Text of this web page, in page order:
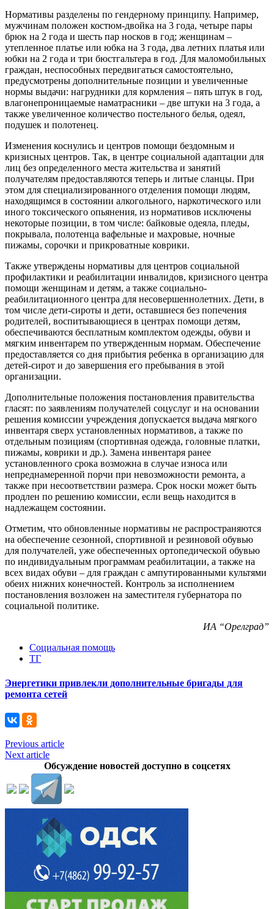
Нормативы разделены по гендерному принципу. Например,
мужчинам положен костюм-двойка на 3 года, четыре пары
брюк на 2 года и шесть пар носков в год; женщинам –
утепленное платье или юбка на 3 года, два летних платья или
юбки на 2 года и три бюстгальтера в год. Для маломобильных
граждан, неспособных передвигаться самостоятельно,
предусмотрены дополнительные позиции и увеличенные
нормы выдачи: нагрудники для кормления – пять штук в год,
влагонепроницаемые наматрасники – две штуки на 3 года, а
также увеличенное количество постельного белья, одеял,
подушек и полотенец.
Изменения коснулись и центров помощи бездомным и
кризисных центров. Так, в центре социальной адаптации для
лиц без определенного места жительства и занятий
получателям предоставляются теперь и литые сланцы. При
этом для специализированного отделения помощи людям,
находящимся в состоянии алкогольного, наркотического или
иного токсического опьянения, из нормативов исключены
некоторые позиции, в том числе: байковые одеяла, пледы,
покрывала, полотенца вафельные и махровые, ночные
пижамы, сорочки и прикроватные коврики.
Также утверждены нормативы для центров социальной
профилактики и реабилитации инвалидов, кризисного центра
помощи женщинам и детям, а также социально-
реабилитационного центра для несовершеннолетних. Дети, в
том числе дети-сироты и дети, оставшиеся без попечения
родителей, воспитывающиеся в центрах помощи детям,
обеспечиваются бесплатным комплектом одежды, обуви и
мягким инвентарем по утвержденным нормам. Обеспечение
предоставляется со дня прибытия ребенка в организацию для
детей-сирот и до завершения его пребывания в этой
организации.
Дополнительные положения постановления правительства
гласят: по заявлениям получателей соцуслуг и на основании
решения комиссии учреждения допускается выдача мягкого
инвентаря сверх установленных нормативов, а также по
отдельным позициям (спортивная одежда, головные платки,
пижамы, коврики и др.). Замена инвентаря ранее
установленного срока возможна в случае износа или
непреднамеренной порчи при невозможности ремонта, а
также при несоответствии размера. Срок носки может быть
продлен по решению комиссии, если вещь находится в
надлежащем состоянии.
Отметим, что обновленные нормативы не распространяются
на обеспечение сезонной, спортивной и резиновой обувью
для получателей, уже обеспеченных ортопедической обувью
по индивидуальным программам реабилитации, а также на
всех видах обуви – для граждан с ампутированными культями
обеих нижних конечностей. Контроль за исполнением
постановления возложен на заместителя губернатора по
социальной политике.
ИА “Орелград”
Социальная помощь
ТГ
Энергетики привлекли дополнительные бригады для
ремонта сетей
Previous article
Next article
Обсуждение новостей доступно в соцсетях